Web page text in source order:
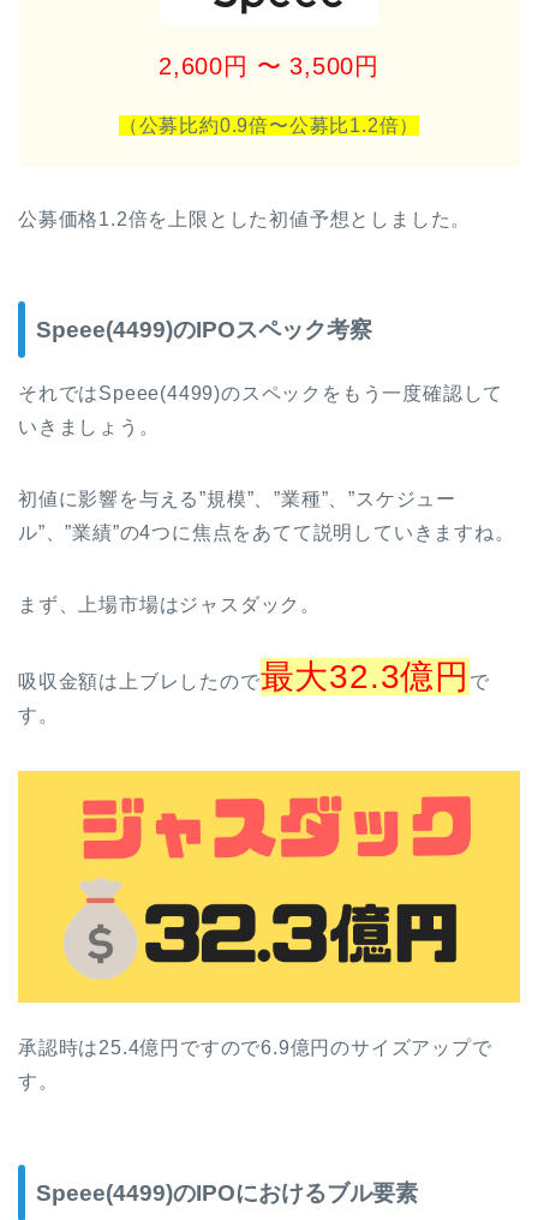
2,600円 〜 3,500円
（公募比約0.9倍〜公募比1.2倍）
公募価格1.2倍を上限とした初値予想としました。
Speee(4499)のIPOスペック考察
それではSpeee(4499)のスペックをもう一度確認して
いきましょう。
初値に影響を与える”規模”、”業種”、”スケジュー
ル”、”業績”の4つに焦点をあてて説明していきますね。
まず、上場市場はジャスダック。
吸収金額は上ブレしたので最大32.3億円 で
す。
承認時は25.4億円ですので6.9億円のサイズアップで
す。
Speee(4499)のIPOにおけるブル要素